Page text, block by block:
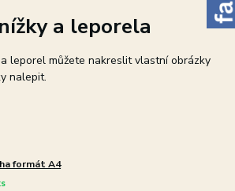
a leporela
leporel můžete nakreslit vlastní obrázky
nalepit.
formát A4